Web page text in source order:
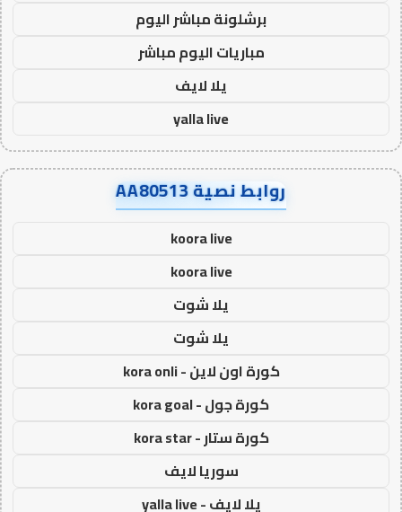
برشلونة مباشر اليوم
مباريات اليوم مباشر
يلا لايف
yalla live
روابط نصية AA80513
koora live
koora live
يلا شوت
يلا شوت
كورة اون لاين - kora onli
كورة جول - kora goal
كورة ستار - kora star
سوريا لايف
يلا لايف - yalla live